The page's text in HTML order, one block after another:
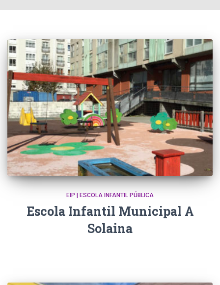
EIP | ESCOLA INFANTIL PÚBLICA
Escola Infantil Municipal A
Solaina